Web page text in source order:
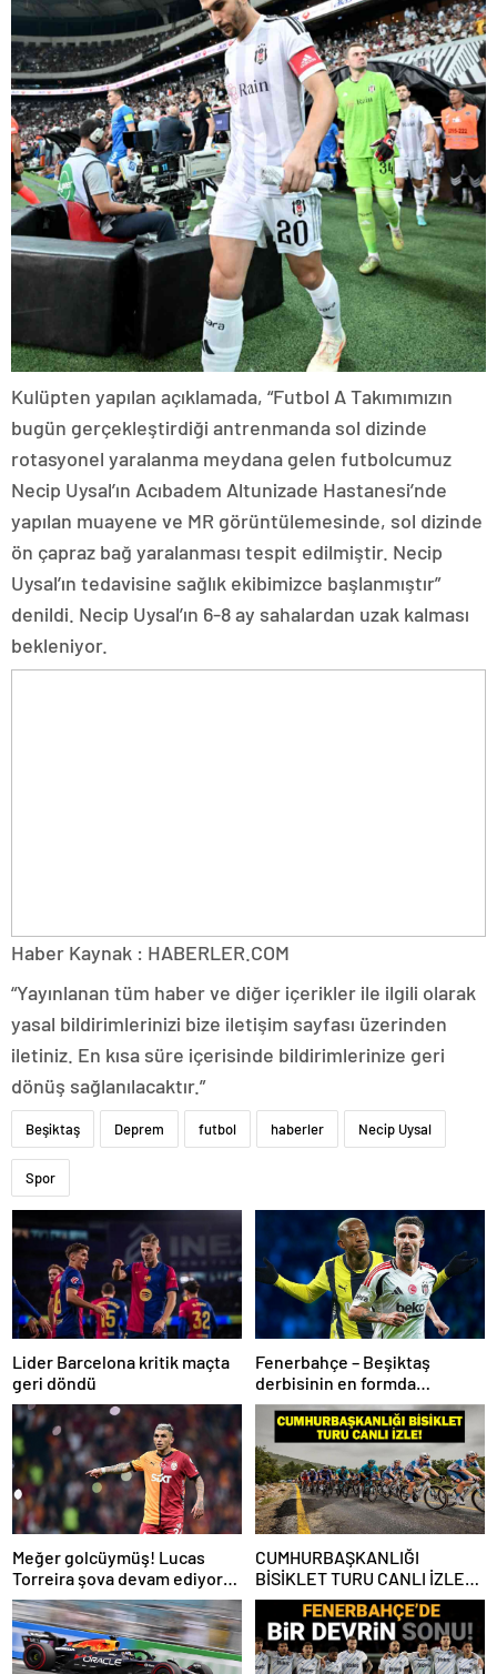
Kulüpten yapılan açıklamada, “Futbol A Takımımızın
bugün gerçekleştirdiği antrenmanda sol dizinde
rotasyonel yaralanma meydana gelen futbolcumuz
Necip Uysal’ın Acıbadem Altunizade Hastanesi’nde
yapılan muayene ve MR görüntülemesinde, sol dizinde
ön çapraz bağ yaralanması tespit edilmiştir. Necip
Uysal’ın tedavisine sağlık ekibimizce başlanmıştır”
denildi. Necip Uysal’ın 6-8 ay sahalardan uzak kalması
bekleniyor.
Haber Kaynak : HABERLER.COM
“Yayınlanan tüm haber ve diğer içerikler ile ilgili olarak
yasal bildirimlerinizi bize iletişim sayfası üzerinden
iletiniz. En kısa süre içerisinde bildirimlerinize geri
dönüş sağlanılacaktır.”
Beşiktaş Deprem futbol haberler Necip Uysal
Spor
Lider Barcelona kritik maçta
geri döndü
Fenerbahçe – Beşiktaş
derbisinin en formda
ayakları: Anderson Talisca ve
Rafa Silva
Meğer golcüymüş! Lucas
Torreira şova devam ediyor…
CUMHURBAŞKANLIĞI
BİSİKLET TURU CANLI İZLE:
Cumhurbaşkanlığı Bisiklet
Yarışı Hangi Kanalda? İşte
İzmir Bisiklet Yarışı Bilgileri…